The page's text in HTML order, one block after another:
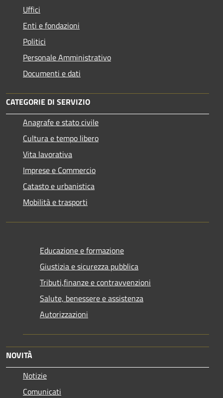
Uffici
Enti e fondazioni
Politici
Personale Amministrativo
Documenti e dati
CATEGORIE DI SERVIZIO
Anagrafe e stato civile
Cultura e tempo libero
Vita lavorativa
Imprese e Commercio
Catasto e urbanistica
Mobilità e trasporti
Educazione e formazione
Giustizia e sicurezza pubblica
Tributi,finanze e contravvenzioni
Salute, benessere e assistenza
Autorizzazioni
NOVITÀ
Notizie
Comunicati